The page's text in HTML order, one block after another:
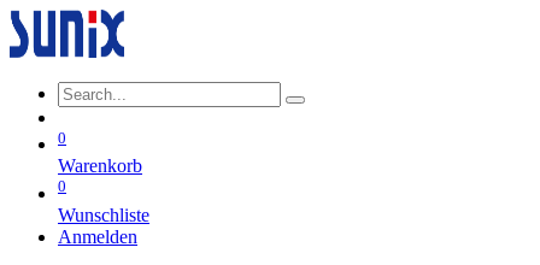
0
Warenkorb
0
Wunschliste
Anmelden